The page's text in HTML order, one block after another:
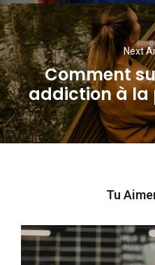
Next
Comment
addiction à la
Tu